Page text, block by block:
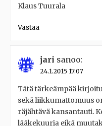
Klaus Tuurala
Vastaa
jari sanoo:
24.1.2015 17:07
Tätä tärkeämpää
sekä liikkumattomuus
räjähtävä kansantauti.
lääkekuuria eikä